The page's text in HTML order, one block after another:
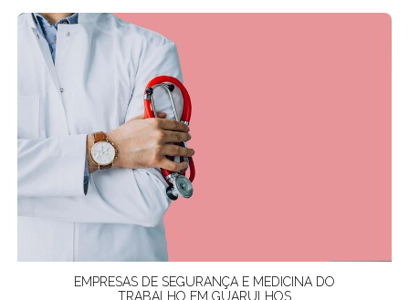
EMPRESAS DE SEGURANÇA E MEDICINA DO
TRABALHO EM GUARULHOS